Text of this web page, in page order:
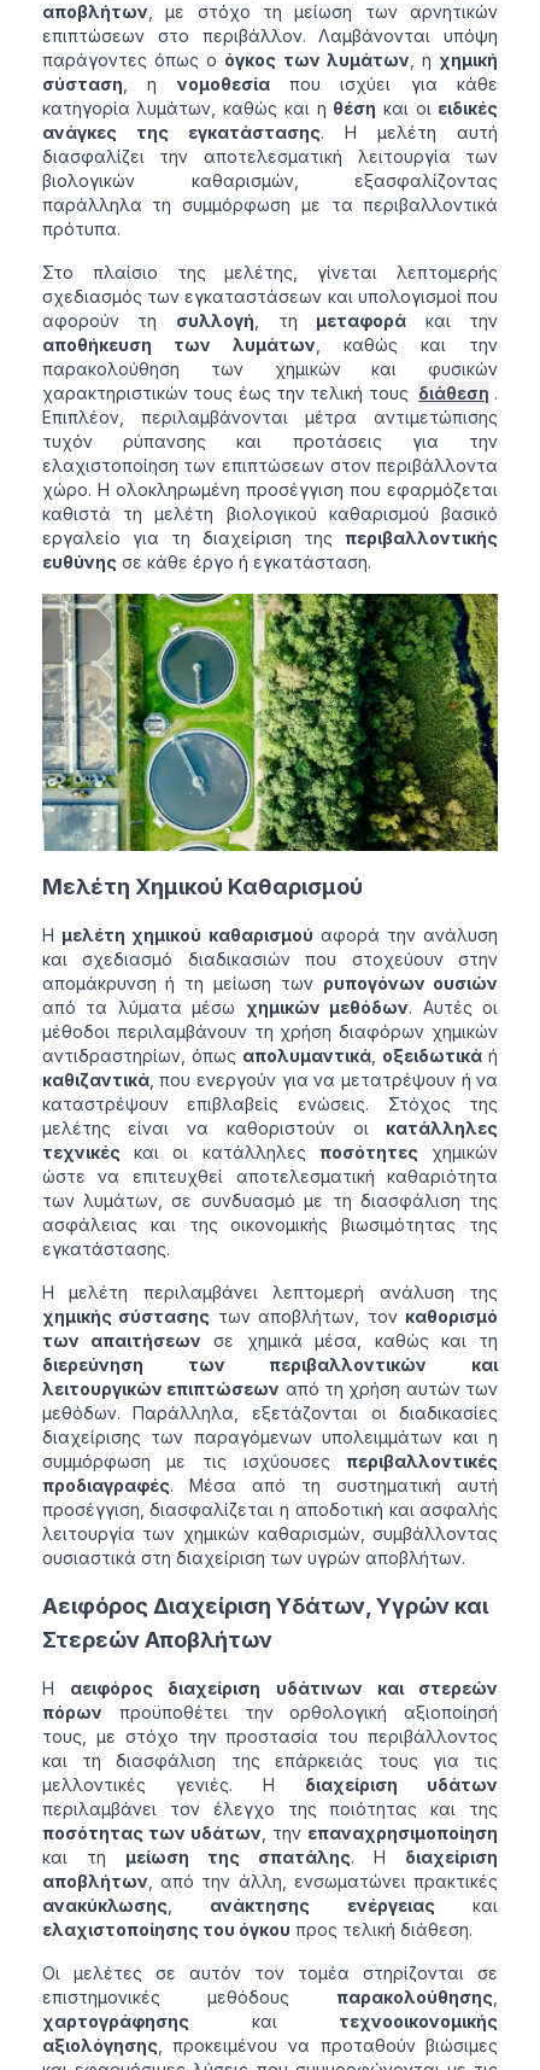
αποβλήτων , με στόχο τη μείωση των αρνητικών
επιπτώσεων στο περιβάλλον. Λαμβάνονται υπόψη
παράγοντες όπως ο όγκος των λυμάτων , η χημική
σύσταση , η νομοθεσίαπου ισχύει για κάθε
κατηγορία λυμάτων, καθώς και η θέση και οι ειδικές
ανάγκες της εγκατάστασης. Η μελέτη αυτή
διασφαλίζει την αποτελεσματική λειτουργία των
βιολογικών καθαρισμών, εξασφαλίζοντας
παράλληλα τη συμμόρφωση με τα περιβαλλοντικά
πρότυπα.
Στο πλαίσιο της μελέτης, γίνεται λεπτομερής
σχεδιασμός των εγκαταστάσεων και υπολογισμοί που
αφορούν τη συλλογή , τη μεταφορά και την
αποθήκευση των λυμάτων , καθώς και την
παρακολούθηση των χημικών και φυσικών
χαρακτηριστικών τους έως την τελική τους διάθεση .
Επιπλέον, περιλαμβάνονται μέτρα αντιμετώπισης
τυχόν ρύπανσης και προτάσεις για την
ελαχιστοποίηση των επιπτώσεων στον περιβάλλοντα
χώρο. Η ολοκληρωμένη προσέγγιση που εφαρμόζεται
καθιστά τη μελέτη βιολογικού καθαρισμού βασικό
εργαλείο για τη διαχείριση τηςπεριβαλλοντικής
ευθύνηςσε κάθε έργο ή εγκατάσταση.
Μελέτη Χημικού Καθαρισμού
Η μελέτη χημικού καθαρισμού αφορά την ανάλυση
και σχεδιασμό διαδικασιών που στοχεύουν στην
απομάκρυνση ή τη μείωση των ρυπογόνων ουσιών
από τα λύματα μέσω χημικών μεθόδων. Αυτές οι
μέθοδοι περιλαμβάνουν τη χρήση διαφόρων χημικών
αντιδραστηρίων, όπως απολυμαντικά οξειδωτικά ή
καθιζαντικά, που ενεργούν για να μετατρέψουν ή να
καταστρέψουν επιβλαβείς ενώσεις. Στόχος της
μελέτης είναι να καθοριστούν οι κατάλληλες
τεχνικέςκαι οι κατάλληλες ποσότητες χημικών
ώστε να επιτευχθεί αποτελεσματική καθαριότητα
των λυμάτων, σε συνδυασμό με τη διασφάλιση της
ασφάλειας και της οικονομικής βιωσιμότητας της
εγκατάστασης.
Η μελέτη περιλαμβάνει λεπτομερή ανάλυση της
χημικής σύστασης των αποβλήτων, τον καθορισμό
των απαιτήσεων σε χημικά μέσα, καθώς και τη
διερεύνηση των περιβαλλοντικών και
λειτουργικών επιπτώσεων από τη χρήση αυτών των
μεθόδων. Παράλληλα, εξετάζονται οι διαδικασίες
διαχείρισης των παραγόμενων υπολειμμάτων και η
συμμόρφωση με τις ισχύουσεςπεριβαλλοντικές
προδιαγραφές. Μέσα από τη συστηματική αυτή
προσέγγιση, διασφαλίζεται η αποδοτική και ασφαλής
λειτουργία των χημικών καθαρισμών, συμβάλλοντας
ουσιαστικά στη διαχείριση των υγρών αποβλήτων.
Αειφόρος Διαχείριση Υδάτων, Υγρών και
Στερεών Αποβλήτων
Η αειφόρος διαχείριση υδάτινων και στερεών
πόρων προϋποθέτει την ορθολογική αξιοποίησή
τους, με στόχο την προστασία του περιβάλλοντος
και τη διασφάλιση της επάρκειάς τους για τις
μελλοντικές γενιές. Η διαχείριση υδάτων
περιλαμβάνει τον έλεγχο της ποιότητας και της
ποσότητας των υδάτων , την επαναχρησιμοποίηση
και τη μείωση της σπατάλης. Η διαχείριση
αποβλήτων , από την άλλη, ενσωματώνει πρακτικές
ανακύκλωσης, ανάκτησης ενέργειαςκαι
ελαχιστοποίησης του όγκου προς τελική διάθεση.
Οι μελέτες σε αυτόν τον τομέα στηρίζονται σε
επιστημονικές μεθόδουςπαρακολούθησης
χαρτογράφησηςκαι τεχνοοικονομικής
αξιολόγησης, προκειμένου να προταθούν βιώσιμες